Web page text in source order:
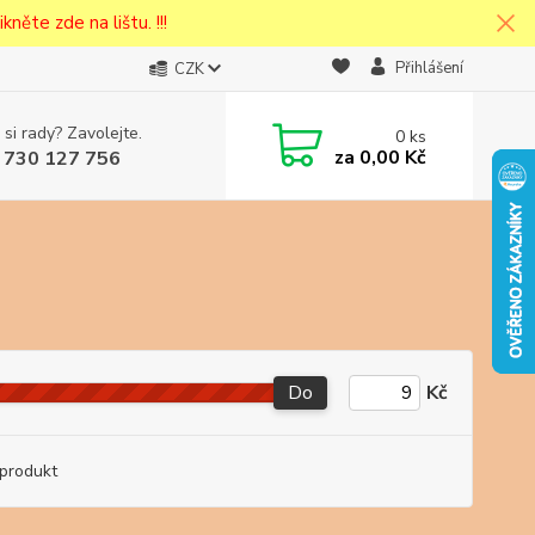
zde na lištu. !!!
CZK Přihlášení
rady? Zavolejte.
127 756
0ks
za 0,00 Kč
Do Kč
v